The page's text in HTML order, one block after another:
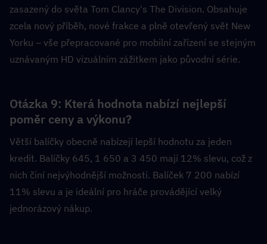
zasazený do světa Tom Clancy's The Division. Obsahuje
zcela nový příběh, nové frakce a plně otevřený svět New
Yorku – vše přepracované pro mobilní zařízení se stejným
uznávaným HD vizuálním zážitkem jako původní série.
Otázka 9: Která hodnota nabízí nejlepší
poměr ceny a výkonu?
Větší balíčky obecně nabízejí lepší hodnotu za jeden
kredit. Balíčky 645, 1 650 a 3 450 mají 12% slevu, což z
nich činí nejvýhodnější možnosti. Balíček 7 200 nabízí
11% slevu a je ideální pro hráče provádějící velký
jednorázový nákup.